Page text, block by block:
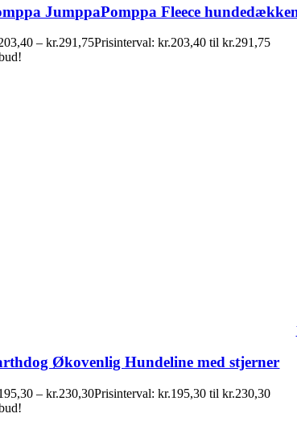
JumppaPomppa Fleece
– kr.291,75Prisinterval: kr.203,40 til kr.291,75
Økovenlig Hundeline med stjerner
– kr.230,30Prisinterval: kr.195,30 til kr.230,30